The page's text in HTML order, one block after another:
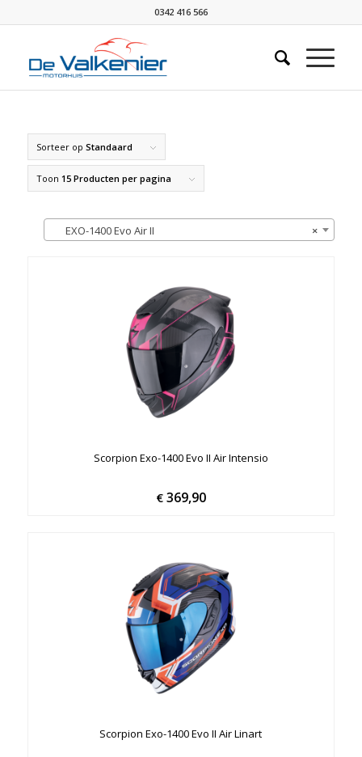
0342 416 566
Sorteer op Standaard
Toon 15 Producten per pagina
×
EXO-1400 Evo Air II
Scorpion Exo-1400 Evo II Air Intensio
€369,90
Scorpion Exo-1400 Evo II Air Linart